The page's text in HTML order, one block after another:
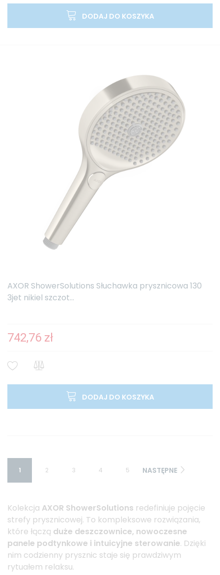
DODAJ DO KOSZYKA
AXOR ShowerSolutions Słuchawka prysznicowa 130
3jet nikiel szczot...
742,76 zł
DODAJ DO KOSZYKA
1 2 3 4 5 NASTĘPNE
Kolekcja AXOR ShowerSolutions redefiniuje pojęcie
strefy prysznicowej. To kompleksowe rozwiązania,
które łączą duże deszczownice, nowoczesne
panele podtynkowe i intuicyjne sterowanie. Dzięki
nim codzienny prysznic staje się prawdziwym
rytuałem relaksu.